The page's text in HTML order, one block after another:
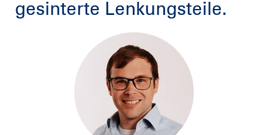
gesinterte Lenkungsteile.